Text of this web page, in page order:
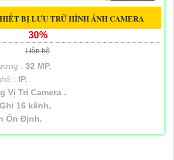
BỊ LƯU TRỮ HÌNH ẢNH CAMERA
30%
Liên hệ
: 32 MP.
: IP.
Vị Trí Camera .
16 kênh.
Ổn Định.